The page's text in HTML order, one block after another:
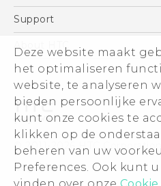
Deze website maakt
het optimaliseren
website, te analyseren
bieden persoonlijke
kunt onze cookies te
klikken op de
beheren van uw
Preferences. Ook kunt
Vive
Accessoires
HTC Vive
Aan de slag
Support
Support voor eCommerce
About HTC
ESG
Informatie over het bedrijf
Voor beleggers (engels)
Cookie Preferences
Vacatures
Security and Privacy
© 2011-2026 HTC Corporation
Legal terms